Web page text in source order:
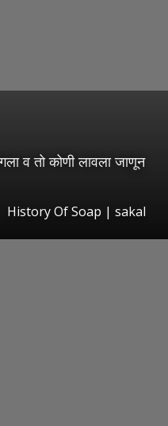
व तो कोणी लावला जाणून
History Of Soap | sakal